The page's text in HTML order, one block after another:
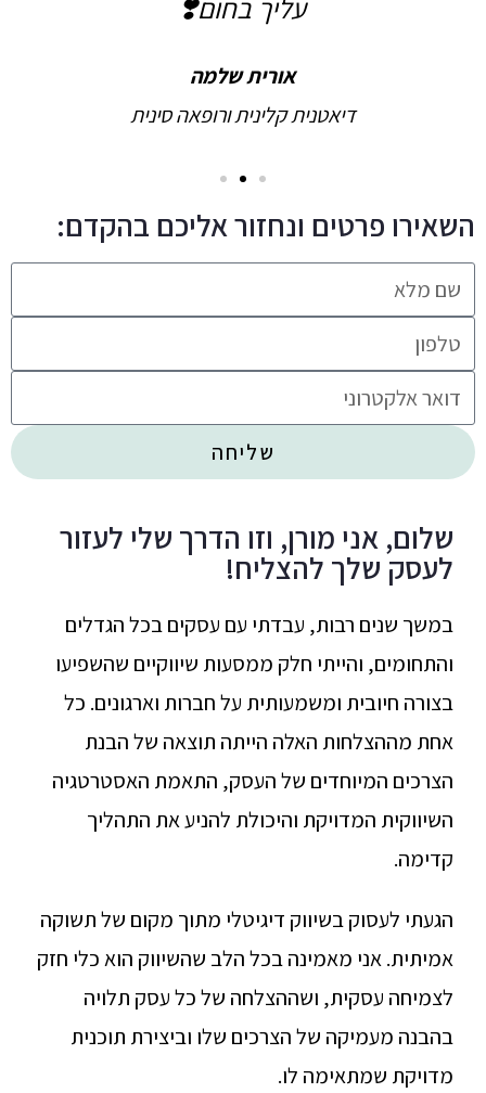
אורית שלמה
דיאטנית קלינית ורופאה סינית
השאירו פרטים ונחזור אליכם בהקדם:
שליחה
שלום, אני מורן, וזו הדרך שלי לעזור
לעסק שלך להצליח!
במשך שנים רבות, עבדתי עם עסקים בכל הגדלים
והתחומים, והייתי חלק ממסעות שיווקיים שהשפיעו
בצורה חיובית ומשמעותית על חברות וארגונים. כל
אחת מההצלחות האלה הייתה תוצאה של הבנת
הצרכים המיוחדים של העסק, התאמת האסטרטגיה
השיווקית המדויקת והיכולת להניע את התהליך
קדימה.
הגעתי לעסוק בשיווק דיגיטלי מתוך מקום של תשוקה
אמיתית. אני מאמינה בכל הלב שהשיווק הוא כלי חזק
לצמיחה עסקית, ושההצלחה של כל עסק תלויה
בהבנה מעמיקה של הצרכים שלו וביצירת תוכנית
מדויקת שמתאימה לו.